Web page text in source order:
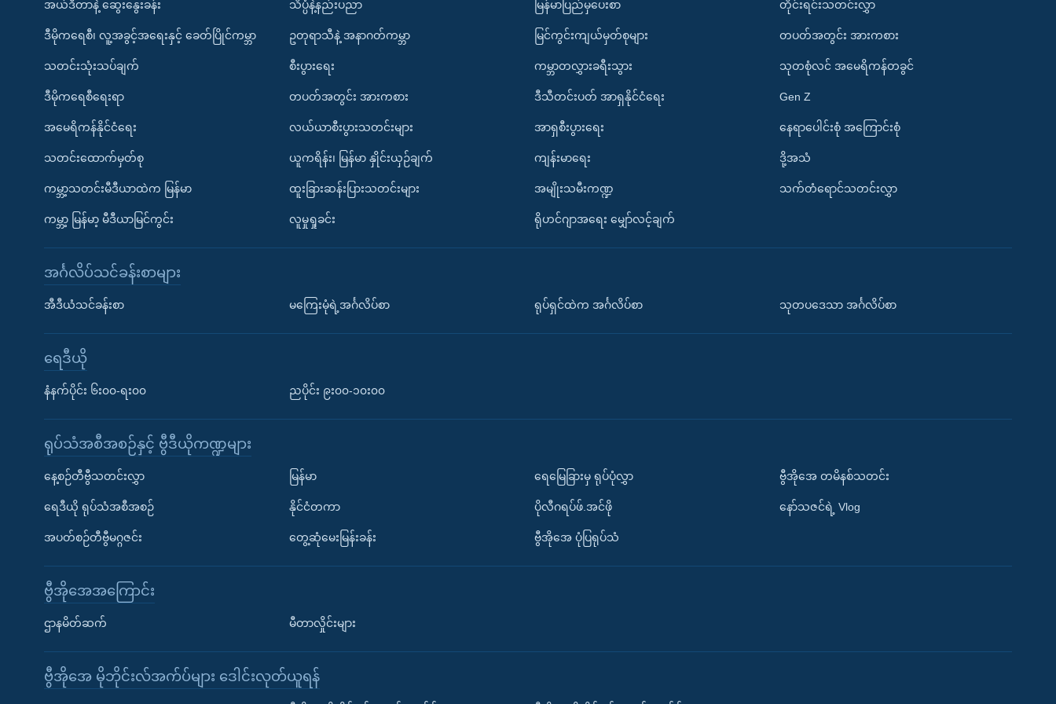
Learning English
အယ်ဒီတာနဲ့ ဆွေးနွေးခန်း
ဒီမိုကရေစီ၊ လူ့အခွင့်အရေးနှင့် ခေတ်ပြိုင်ကမ္ဘာ
သတင်းသုံးသပ်ချက်
ဒီမိုကရေစီရေးရာ
အမေရိကန်နိုင်ငံရေး
သတင်းထောက်မှတ်စု
ကမ္ဘာ့သတင်းမီဒီယာထဲက မြန်မာ
ကမ္ဘာ့ မြန်မာ့ မီဒီယာမြင်ကွင်း
သိပ္ပံနဲ့နည်းပညာ
ဥတုရာသီနဲ့ အနာဂတ်ကမ္ဘာ
စီးပွားရေး
တပတ်အတွင်း အားကစား
လယ်ယာစီးပွားသတင်းများ
ယူကရိန်း၊ မြန်မာ နှိုင်းယှဉ်ချက်
ထူးခြားဆန်းပြားသတင်းများ
လူမှုရှုခင်း
မြန်မာပြည်မှပေးစာ
မြင်ကွင်းကျယ်မှတ်စုများ
ကမ္ဘာတလွှားခရီးသွား
ဒီသီတင်းပတ် အာရှနိုင်ငံရေး
အာရှစီးပွားရေး
ကျန်းမာရေး
အမျိုးသမီးကဏ္ဍ
ရိုဟင်ဂျာအရေး မျှော်လင့်ချက်
တိုင်းရင်းသတင်းလွှာ
တပတ်အတွင်း အားကစား
သုတစုံလင် အမေရိကန်တခွင်
Gen Z
နေရာပေါင်းစုံ အကြောင်းစုံ
ဒို့အသံ
သက်တံရောင်သတင်းလွှာ
အင်္ဂလိပ်သင်ခန်းစာများ
အီဒီယံသင်ခန်းစာ မကြေးမုံရဲ့အင်္ဂလိပ်စာ ရုပ်ရှင်ထဲက အင်္ဂလိပ်စာ သုတပဒေသာ အင်္ဂလိပ်စာ
ရေဒီယို
နံနက်ပိုင်း ၆း၀၀-ရး၀၀ ညပိုင်း ၉း၀၀-၁၀း၀၀
ရုပ်သံအစီအစဉ်နှင့် ဗွီဒီယိုကဏ္ဍများ
နေ့စဉ်တီဗွီသတင်းလွှာ
ရေဒီယို ရုပ်သံအစီအစဉ်
အပတ်စဉ်တီဗွီမဂ္ဂဇင်း
မြန်မာ
နိုင်ငံတကာ
တွေ့ဆုံမေးမြန်းခန်း
ရေမြေခြားမှ ရုပ်ပုံလွှာ
ပိုလီဂရပ်ဖ်.အင်ဖို
ဗွီအိုအေ ပုံပြရုပ်သံ
ဗွီအိုအေ တမိနစ်သတင်း
နော်သဇင်ရဲ့ Vlog
ဗွီအိုအေအကြောင်း
ဌာနမိတ်ဆက် မီတာလှိုင်းများ
ဗွီအိုအေ မိုဘိုင်းလ်အက်ပ်များ ဒေါင်းလုတ်ယူရန်